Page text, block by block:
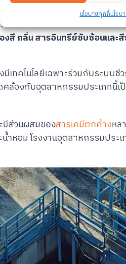
นโยบายคุกกี้นโยบ
ะเคมีปริมาณมากในกระบวนกา
งสี กลิ่น สารอินทรีย์ซับซ้อนและ
ทคโนโลยีเฉพาะร่วมกับระบบ
ล้องกับอุตสาหกรรมประเภทนี้เ
มีส่วนผสมของสารเคมีตกค้างหล
ำหอม โรงงานอุตสาหกรรมประ